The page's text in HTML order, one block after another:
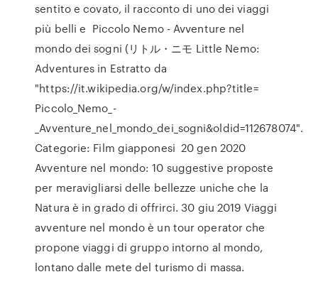
sentito e covato, il racconto di uno dei viaggi
più belli e Piccolo Nemo - Avventure nel
mondo dei sogni (リトル・ニモ Little Nemo:
Adventures in Estratto da
"https://it.wikipedia.org/w/index.php?title=
Piccolo_Nemo_-
_Avventure_nel_mondo_dei_sogni&oldid=112678074".
Categorie: Film giapponesi 20 gen 2020
Avventure nel mondo: 10 suggestive proposte
per meravigliarsi delle bellezze uniche che la
Natura è in grado di offrirci. 30 giu 2019 Viaggi
avventure nel mondo è un tour operator che
propone viaggi di gruppo intorno al mondo,
lontano dalle mete del turismo di massa.